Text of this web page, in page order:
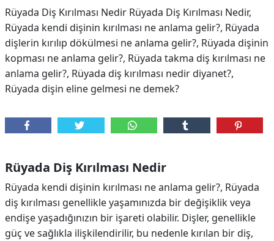
Rüyada Diş Kırılması Nedir Rüyada Diş Kırılması Nedir,
Rüyada kendi dişinin kırılması ne anlama gelir?, Rüyada
dişlerin kırılıp dökülmesi ne anlama gelir?, Rüyada dişinin
kopması ne anlama gelir?, Rüyada takma diş kırılması ne
anlama gelir?, Rüyada diş kırılması nedir diyanet?,
Rüyada dişin eline gelmesi ne demek?
Rüyada Diş Kırılması Nedir
Rüyada kendi dişinin kırılması ne anlama gelir?, Rüyada
diş kırılması genellikle yaşamınızda bir değişiklik veya
endişe yaşadığınızın bir işareti olabilir. Dişler, genellikle
güç ve sağlıkla ilişkilendirilir, bu nedenle kırılan bir diş,